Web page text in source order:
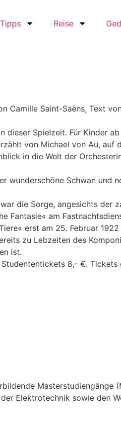
Reise
Camille Saint-Saëns, Text
dieser Spielzeit. Für Kinder
von Michael von Au, auf
in die Welt der
wunderschöne Schwan und
die Sorge, angesichts der
Fantasie« am
erst am 25. Februar
zu Lebzeiten des
ist.
Studententickets 8,- €.
Masterstudiengänge
Elektrotechnik sowie den